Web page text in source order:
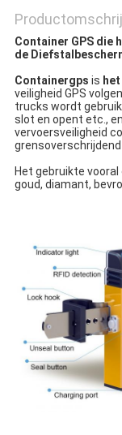
Container GPS die
de
Containergps is
veiligheid GPS
trucks wordt
slot en opent etc.,
vervoersveiligheid
Het gebruikte
goud, diamant,